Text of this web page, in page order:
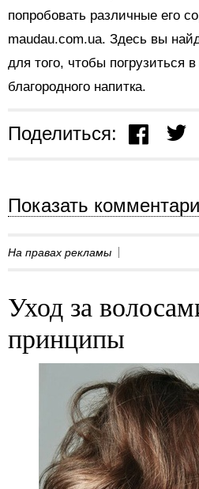
попробовать различные его
maudau.com.ua. Здесь вы
для того, чтобы погрузиться
благородного напитка.
Поделиться:
Показать
На правах рекламы
Уход за
принципы